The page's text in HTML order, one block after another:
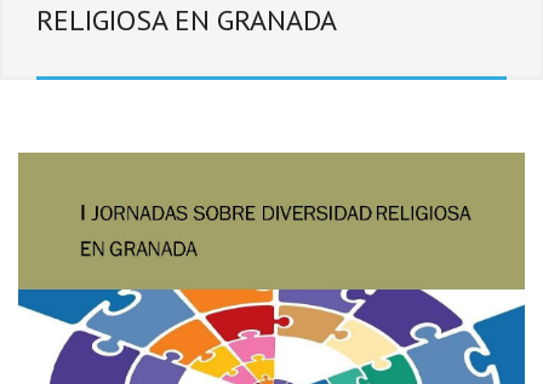
RELIGIOSA EN GRANADA